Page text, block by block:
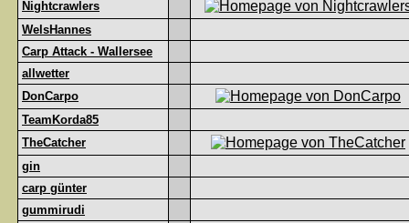
Nightcrawlers
WelsHannes
Carp Attack - Wallersee
allwetter
DonCarpo
TeamKorda85
TheCatcher
gin
carp günter
gummirudi